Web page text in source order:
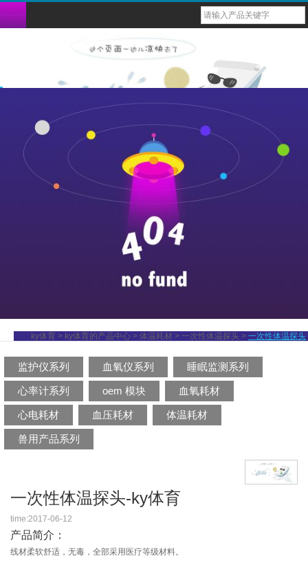
1000g脉搏血氧仪
bm1000d脉搏血氧仪
1000f脉搏血氧仪
bm1000c脉搏血氧仪
戒指式穿戴心率计
重复性血氧传感器（探头）
血氧导联连接线
导联心电线
重复性血压袖带
动物多参数蓝牙监护仪
ky体育 > ky体育的产品中心 > 体温耗材 > 一次性体温探头 > 一次性体温探头
监护仪系列 血氧仪系列 睡眠监测系列
心率计系列 oem 模块 血氧耗材
心电耗材 血压耗材 体温耗材
兽用产品系列
一次性体温探头-ky体育
time:2017-06-12
产品简介：
线材柔软舒适，无毒，全部采用医疗等级材料。